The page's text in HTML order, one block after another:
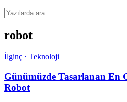
robot
İlginç · Teknoloji
Günümüzde Tasarlanan En
Robot